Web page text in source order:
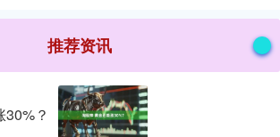
推荐资讯
？